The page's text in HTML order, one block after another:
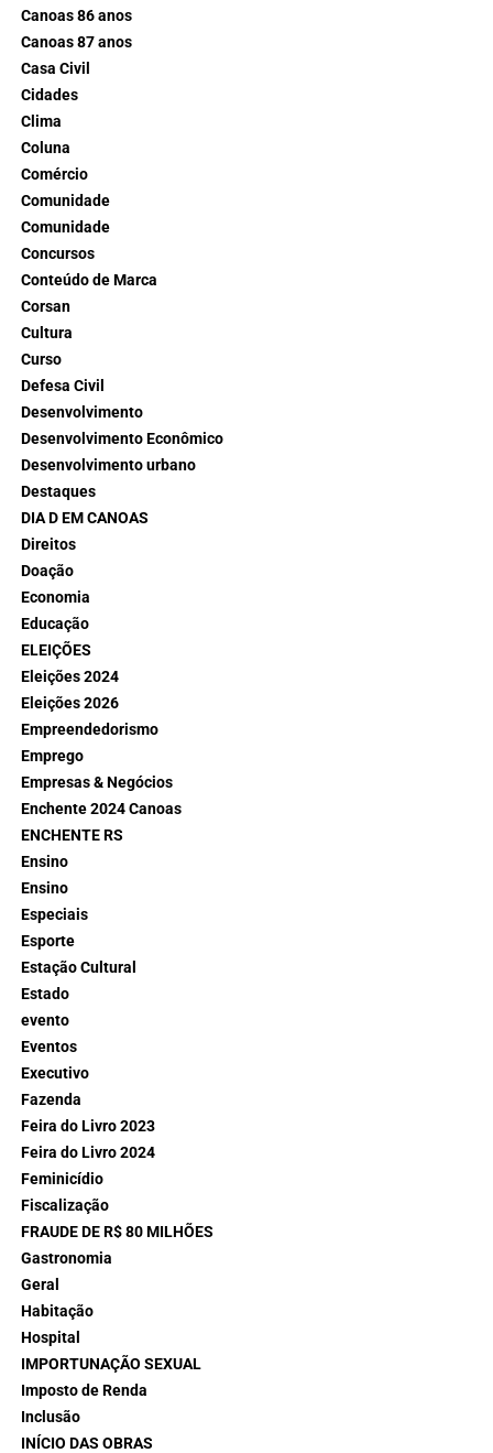
Canoas 86 anos
Canoas 87 anos
Casa Civil
Cidades
Clima
Coluna
Comércio
Comunidade
Comunidade
Concursos
Conteúdo de Marca
Corsan
Cultura
Curso
Defesa Civil
Desenvolvimento
Desenvolvimento Econômico
Desenvolvimento urbano
Destaques
DIA D EM CANOAS
Direitos
Doação
Economia
Educação
ELEIÇÕES
Eleições 2024
Eleições 2026
Empreendedorismo
Emprego
Empresas & Negócios
Enchente 2024 Canoas
ENCHENTE RS
Ensino
Ensino
Especiais
Esporte
Estação Cultural
Estado
evento
Eventos
Executivo
Fazenda
Feira do Livro 2023
Feira do Livro 2024
Feminicídio
Fiscalização
FRAUDE DE R$ 80 MILHÕES
Gastronomia
Geral
Habitação
Hospital
IMPORTUNAÇÃO SEXUAL
Imposto de Renda
Inclusão
INÍCIO DAS OBRAS